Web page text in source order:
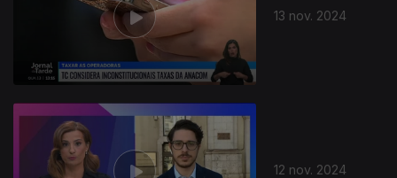
13 nov. 2024
12 nov. 2024